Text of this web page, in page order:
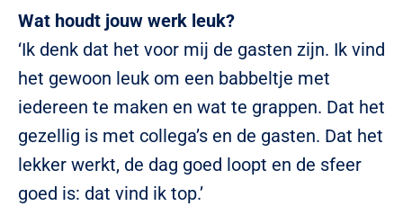
Wat houdt jouw werk leuk?
‘Ik denk dat het voor mij de gasten zijn. Ik vind
het gewoon leuk om een babbeltje met
iedereen te maken en wat te grappen. Dat het
gezellig is met collega’s en de gasten. Dat het
lekker werkt, de dag goed loopt en de sfeer
goed is: dat vind ik top.’